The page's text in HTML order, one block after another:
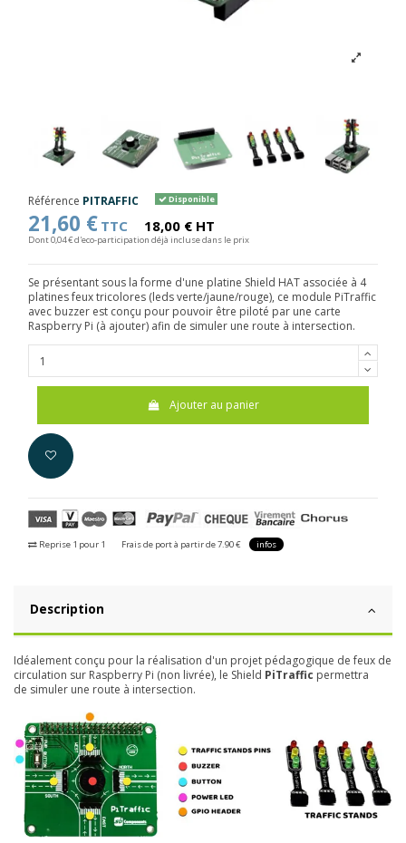
Référence PITRAFFIC Disponible
21,60 € TTC 18,00 € HT
Dont 0,04 € d'eco-participation déjà incluse dans le prix
Se présentant sous la forme d'une platine Shield HAT associée à 4
platines feux tricolores (leds verte/jaune/rouge), ce module PiTraffic
avec buzzer est conçu pour pouvoir être piloté par une carte
Raspberry Pi (à ajouter) afin de simuler une route à intersection.
Ajouter au panier
Reprise 1 pour 1 Frais de port à partir de 7.90 € infos
Description
Idéalement conçu pour la réalisation d'un projet pédagogique de feux de
circulation sur Raspberry Pi (non livrée), le Shield PiTraffic permettra
de simuler une route à intersection.